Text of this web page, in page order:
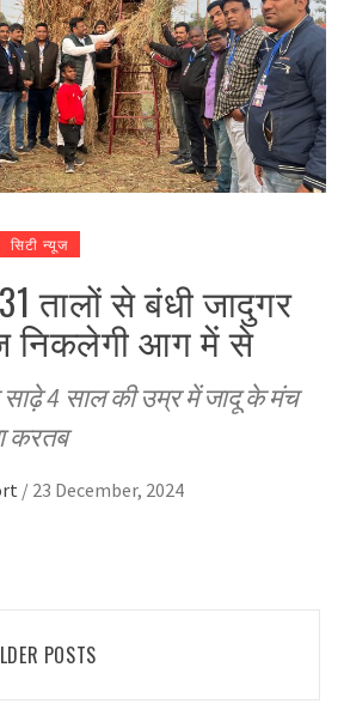
सिटी न्यूज
तालों से बंधी जादुगर
आग में से
4 साल की उम्र में जादू के मंच
करतब
/ 23 December, 2024
POSTS